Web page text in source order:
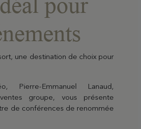
une destination de choix pour
Pierre-Emmanuel Lanaud,
groupe, vous présente
de conférences de renommée